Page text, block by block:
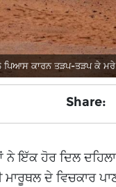
ਪਿਆਸ ਕਾਰਨ ਤੜਪ-ਤੜਪ ਕੇ
Share:
ਇੱਕ ਹੋਰ ਦਿਲ
ਦੇ ਵਿਚਕਾਰ